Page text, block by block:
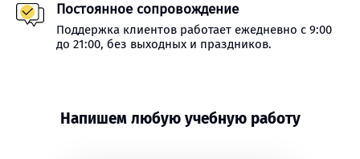
Постоянное сопровождение
Поддержка клиентов работает ежедневно с 9:00
до 21:00, без выходных и праздников.
Напишем любую учебную работу